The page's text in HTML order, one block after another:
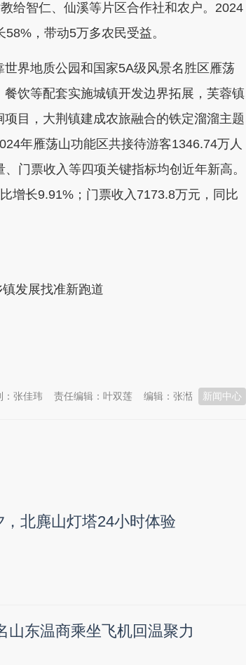
给智仁、仙溪等片区合作社和农户。2024
，带动5万多农民受益。
界地质公园和国家5A级风景名胜区雁荡
饮等配套实施城镇开发边界拓展，芙蓉镇
目，大荆镇建成农旅融合的铁定溜溜主题
年雁荡山功能区共接待游客1346.74万人
门票收入等四项关键指标均创近年新高。
增长9.91%；门票收入7173.8万元，同比
发展找准新跑道
新闻中心
编辑：张湉
责任编辑：叶双莲
：张佳玮
，北麂山灯塔24小时体验
山东温商乘坐飞机回温聚力